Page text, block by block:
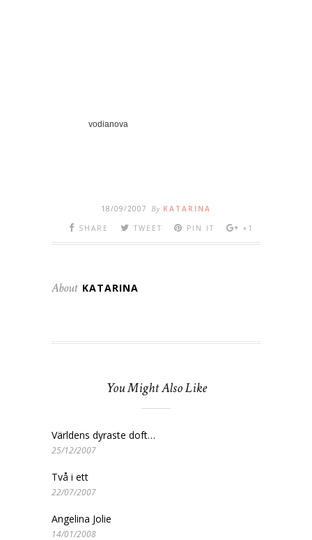
vodianova
18/09/2007 By KATARINA
SHARE
TWEET PIN IT +1
About KATARINA
You Might Also Like
Världens dyraste doft…
25/12/2007
Två i ett
22/07/2007
Angelina Jolie
14/01/2008